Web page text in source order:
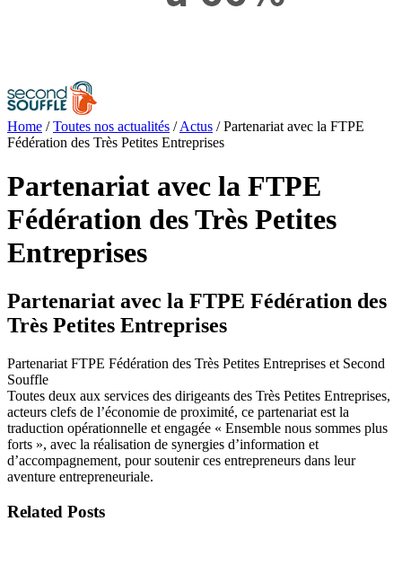
Home / Toutes nos actualités / Actus /Partenariat avec la FTPE
Fédération des Très Petites Entreprises
Partenariat avec la FTPE
Fédération des Très Petites
Entreprises
Partenariat avec la FTPE Fédération des
Très Petites Entreprises
Partenariat FTPE Fédération des Très Petites Entreprises et Second
Souffle
Toutes deux aux services des dirigeants des Très Petites Entreprises,
acteurs clefs de l’économie de proximité, ce partenariat est la
traduction opérationnelle et engagée « Ensemble nous sommes plus
forts », avec la réalisation de synergies d’information et
d’accompagnement, pour soutenir ces entrepreneurs dans leur
aventure entrepreneuriale.
Related Posts